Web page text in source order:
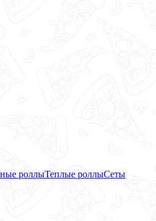
роллыТеплые роллыСеты